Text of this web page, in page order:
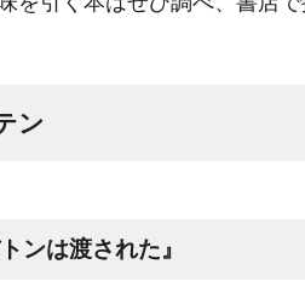
ン
ンは渡された』